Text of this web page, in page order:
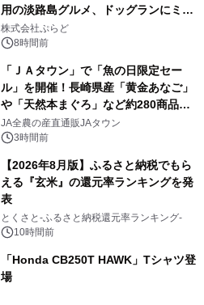
用の淡路島グルメ、ドッグランにミニ
プール グランピングとトレーラーハウ
スの2施設で
株式会社ぷらど
8時間前
「ＪＡタウン」で「魚の日限定セー
ル」を開催！長崎県産「黄金あなご」
や「天然本まぐろ」など約280商品を
販売！～毎月１０日の定例企画～
JA全農の産直通販JAタウン
3時間前
【2026年8月版】ふるさと納税でもら
える『玄米』の還元率ランキングを発
表
とくさと-ふるさと納税還元率ランキング-
10時間前
「Honda CB250T HAWK」Tシャツ登
場